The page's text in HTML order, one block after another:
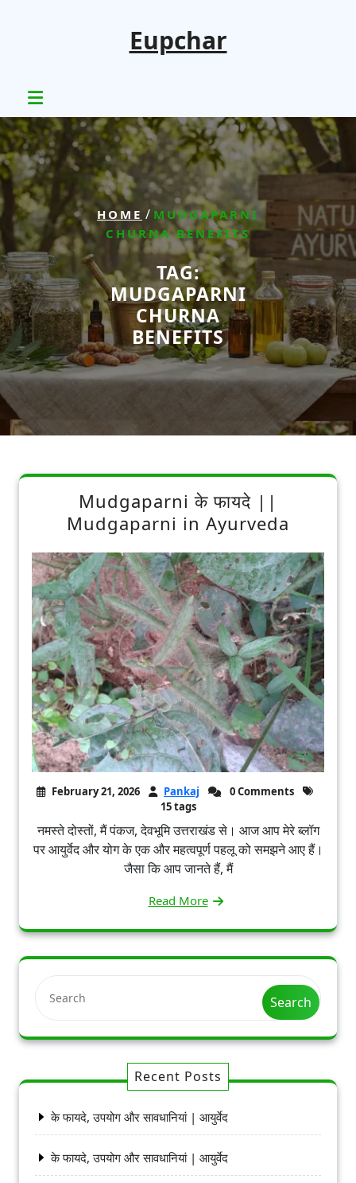
Eupchar
HOME / MUDGAPARNI
CHURNA BENEFITS
TAG:
MUDGAPARNI
CHURNA
BENEFITS
Mudgaparni के फायदे ||
Mudgaparni in Ayurveda
February 21, 2026 Pankaj
0 Comments
15 tags
नमस्ते दोस्तों, मैं पंकज, देवभूमि उत्तराखंड से। आज आप मेरे ब्लॉग
पर आयुर्वेद और योग के एक और महत्वपूर्ण पहलू को समझने आए हैं।
जैसा कि आप जानते हैं, मैं
Read More
Search
Recent Posts
के फायदे, उपयोग और सावधानियां | आयुर्वेद
के फायदे, उपयोग और सावधानियां | आयुर्वेद